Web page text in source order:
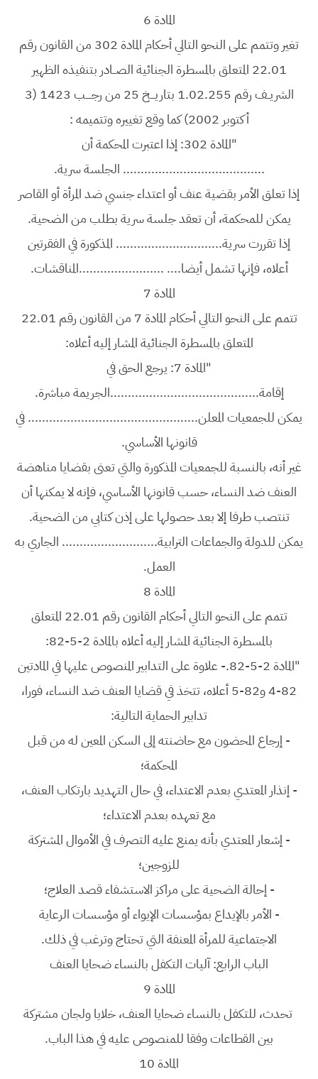
المادة 6
تغير وتتمم على النحو التالي أحكام المادة 302 من القانون رقم
22.01 المتعلق بالمسطرة الجنائية الصــادر بتنفيذه الظهير
الشريــف رقم 1.02.255 بتاريـــخ 25 من رجــــب 1423 (3
أكتوبر 2002) كما وقع تغييره وتتميمه :
"المادة 302: إذا اعتبرت المحكمة أن
........................................ الجلسة سرية.
إذا تعلق الأمر بقضية عنف أو اعتداء جنسي ضد المرأة أو القاصر
يمكن للمحكمة، أن تعقد جلسة سرية بطلب من الضحية.
إذا تقررت سرية.............................. المذكورة في الفقرتين
أعلاه، فإنها تشمل أيضا.... ........................المناقشات.
المادة 7
تتمم على النحو التالي أحكام المادة 7 من القانون رقم 22.01
المتعلق بالمسطرة الجنائية المشار إليه أعلاه:
"المادة 7: يرجع الحق في
إقامة..........................................الجريمة مباشرة.
يمكن للجمعيات المعلن................................................ في
قانونها الأساسي.
غير أنه، بالنسبة للجمعيات المذكورة والتي تعنى بقضايا مناهضة
العنف ضد النساء، حسب قانونها الأساسي، فإنه لا يمكنها أن
تنتصب طرفا إلا بعد حصولها على إذن كتابي من الضحية.
يمكن للدولة والجماعات الترابية........................... الجاري به
العمل.
المادة 8
تتمم على النحو التالي أحكام القانون رقم 22.01 المتعلق
بالمسطرة الجنائية المشار إليه أعلاه بالمادة 2-5-82:
"المادة 2-5-82.- علاوة على التدابير المنصوص عليها في المادتين
82-4 و82-5 أعلاه، تتخذ في قضايا العنف ضد النساء، فورا،
تدابير الحماية التالية:
- إرجاع المحضون مع حاضنته إلى السكن المعين له من قبل
المحكمة؛
- إنذار المعتدي بعدم الاعتداء، في حال التهديد بارتكاب العنف،
مع تعهده بعدم الاعتداء؛
- إشعار المعتدي بأنه يمنع عليه التصرف في الأموال المشتركة
للزوجين؛
- إحالة الضحية على مراكز الاستشفاء قصد العلاج؛
- الأمر بالإيداع بمؤسسات الإيواء أو مؤسسات الرعاية
الاجتماعية للمرأة المعنفة التي تحتاج وترغب في ذلك.
الباب الرابع: آليات التكفل بالنساء ضحايا العنف
المادة 9
تحدث، للتكفل بالنساء ضحايا العنف، خلايا ولجان مشتركة
بين القطاعات وفقا للمنصوص عليه في هذا الباب.
المادة 10